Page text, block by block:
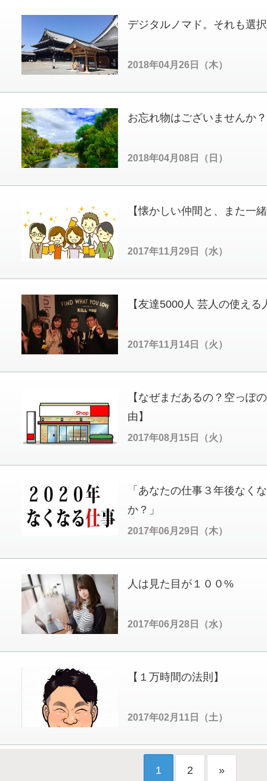
デジタルノマド。それも選
2018年04月26日（木）
お忘れ物はございませんか？
2018年04月08日（日）
【懐かしい仲間と、また一
2017年11月29日（水）
【友達5000人 芸人の使える
2017年11月14日（火）
【なぜまだあるの？空っぽ
由】
2017年08月15日（火）
「あなたの仕事３年後なく
か？」
2017年06月29日（木）
人は見た目が１００%
2017年06月28日（水）
【１万時間の法則】
2017年02月11日（土）
1 2 »